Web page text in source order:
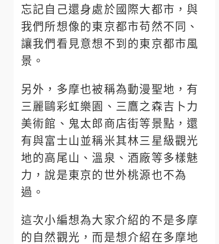
忘記自己還身處於國際大都市，與
我們所想像的東京都市苟然不同、
讓我們看見意想不到的東京都市風
景。
另外，多摩也被稱為動漫聖地，有
三麗鷗彩虹樂園、三鷹之森吉卜力
美術館、鬼太郎商店街等景點，還
有與富士山並稱米其林三星級觀光
地的高尾山、溫泉、酒廠等多樣魅
力，說是東京的世外桃源也不為
過。
這次小編想為大家介紹的不是多摩
的自然觀光，而是想介紹在多摩地